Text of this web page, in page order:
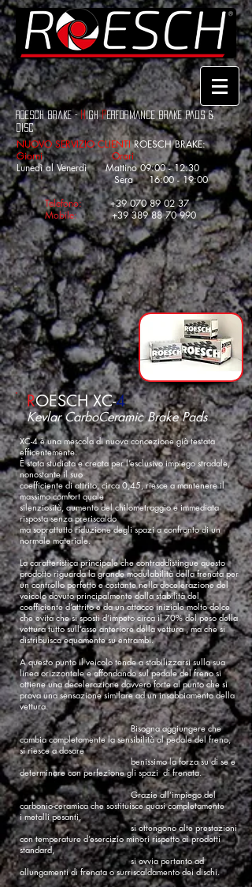
NUOVO SERVIZIOCLIENTIROESCH BRAKE:
Giorni Orari
Lunedì al Venerdì Mattino 09:00 - 12:30
Sera 16:00 - 19:00
Telefono:+39 070 89 02 37
Mobile:
+39 389 88 70 990
roesch brake - HIGHPERFORMANCE BRAKE PADS &
Disc
XC-4 è una mescola di nuova concezione già testata
efficentemente.
È stata studiata e creata per l’esclusivo impiego stradale,
nonostante il suo
coefficiente di attrito, circa 0,45, riesce a mantenere il
massimo comfort quale
silenziosità, aumento del chilometraggio e immediata
risposta senza preriscaldo
ma soprattutto riduzione degli spazi a confronto di un
normale materiale.
La caratteristica principale che contraddistingue questo
prodotto riguarda la grande modulabilità della frenata per
un controllo perfetto e costante nella decelerazione del
veicolo dovuto principalmente dalla stabilità del
coefficiente d’attrito e da un attacco iniziale molto dolce
che evita che si sposti d’impeto circa il 70% del peso della
vettura tutto sull’asse anteriore della vettura , ma che si
distribuisca equamente su entrambi.
A questo punto il veicolo tende a stabilizzarsi sulla sua
linea orizzontale e affondando sul pedale del freno si
ottiene una decelerazione davvero forte al punto che si
prova una sensazione similare ad un insabbiamento della
vettura.
Bisogna aggiungere che
cambia completamente la sensibilità al pedale del freno,
si riesce a dosare
benissimo la forza su di se e
determinare con perfezione gli spazi di frenata.
Grazie all’impiego del
carbonio-ceramica che sostituisce quasi completamente
i metalli pesanti,
si ottengono alte prestazioni
con temperature d’esercizio minori rispetto ai prodotti
standard,
si ovvia pertanto ad
allungamenti di frenata o surriscaldamento dei dischi.
ROESCH XC-4
Kevlar CarboCeramic Brake Pads